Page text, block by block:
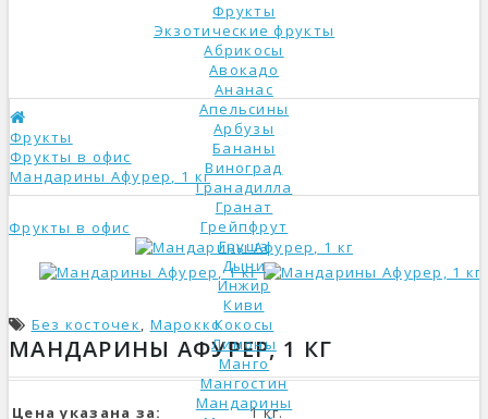
Фрукты
Экзотические фрукты
Абрикосы
Авокадо
Ананас
Апельсины
Арбузы
Бананы
Виноград
Гранадилла
Гранат
Грейпфрут
Груша
Дыни
Инжир
Киви
Кокосы
Лимоны
Манго
Мангостин
Мандарины
Фрукты
Фрукты в офис
Мандарины Афурер, 1 кг
Фрукты в офис
Без косточек, Марокко
МАНДАРИНЫ АФУРЕР, 1 КГ
Цена указана за:
1 кг.